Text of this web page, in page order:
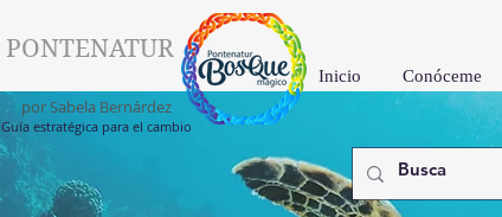
PONTENATUR
por Sabela Bernárdez
Guía estratégica para el cambio
Inicio Conóceme